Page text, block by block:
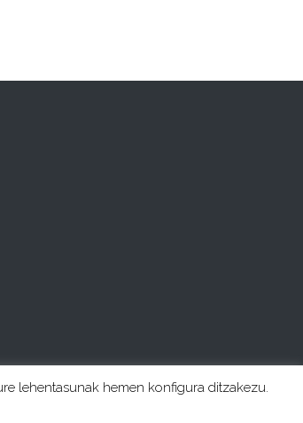
lehentasunak hemen konfigura ditzakezu.